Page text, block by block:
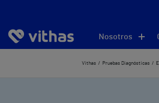
Nosotros
Vithas Pruebas Diagnósticas